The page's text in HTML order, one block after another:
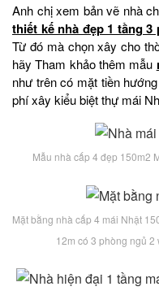
Anh chị xem bản vẽ nhà
thiết kế nhà đẹp 1 tầng
Từ đó mà chọn xây cho
hãy Tham khảo thêm mẫu
như trên có mặt tiền
phí xây kiểu biệt thự mái
Mẫu nhà cấp 4 đẹp 150m2
Mặt bằng nhà cấp 4 mái Nhật
12m có 3 phòng ngủ